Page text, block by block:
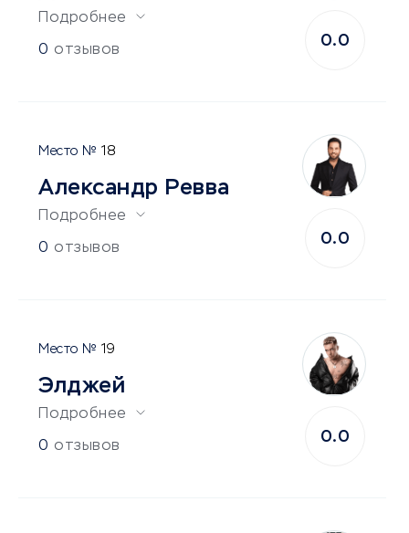
Подробнее
0 отзывов
0.0
18
Александр Ревва
Подробнее
0 отзывов
0.0
19
Элджей
Подробнее
0 отзывов
0.0